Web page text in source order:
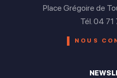
Place Grégoire de
Tél. 04
NOUS